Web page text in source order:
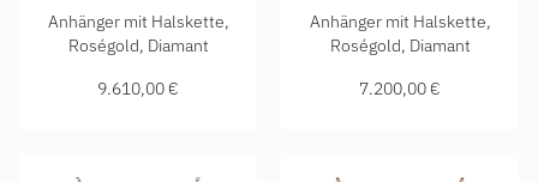
Chopard Happy Diamonds Anhänger mit Halskette, Ref:
Anhänger mit Halskette,
Roségold, Diamant
9.610,00 €
Chopard Happy Diamonds
Anhänger mit Halskette,
Roségold, Diamant
7.200,00 €